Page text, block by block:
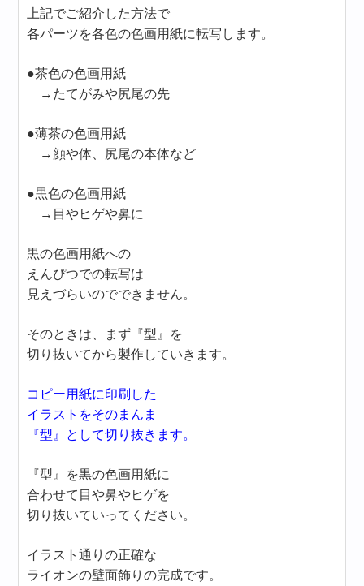
上記でご紹介した方法で
各パーツを各色の色画用紙に転写します。
●茶色の色画用紙
→たてがみや尻尾の先
●薄茶の色画用紙
→顔や体、尻尾の本体など
●黒色の色画用紙
→目やヒゲや鼻に
黒の色画用紙への
えんぴつでの転写は
見えづらいのでできません。
そのときは、まず『型』を
切り抜いてから製作していきます。
コピー用紙に印刷した
イラストをそのまんま
『型』として切り抜きます。
『型』を黒の色画用紙に
合わせて目や鼻やヒゲを
切り抜いていってください。
イラスト通りの正確な
ライオンの壁面飾りの完成です。